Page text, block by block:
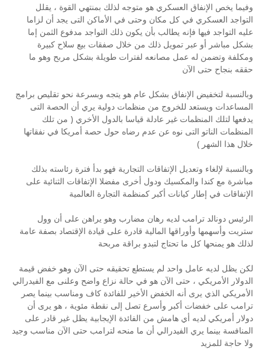
وفيما يخص الإنفاق العسكري هو متوجه لذلك بمنتهي القوة ، يقلل
التواجد العسكري في كل مكان وحتى في الأماكن التى يجد أن لزاما
عليه التواجد فيها فإنه يطالب بأن يكون ذلك التواجد مدفوع الثمن إما
بشكل مباشر أو عبر تمويل ذلك من خلال صفقات بيع سلاح كبيرة
ومكلفة وتضمن له عمل مصانعه لفترات طويلة بشكل مربح وهو ما
حققه بنجاح حتى الآن
وبالنسبة لتخفيض الإنفاق بشكل عام هو يتجه وبسرعة نحو تقليص برامج
المساعدات ويستعد للخروج من منظمات دولية يري أن الحصة التى
يدفعها لتلك المنظمات غير عادلة قياسا بالدول الأخري ( من تلك
المنظمات الناتو التى نوه عن عدم رضاه حول حصة أمريكا في نفقاتها
خلال هذا الشهر )
وبالنسبة لإلغاء وتعديل الإتفاقات التجارية فهو بدأ فترة رئاسته بذلك
مباشرة مع كندا والمكسيك ودول أخرى مفضلا الإتفاقات الثنائية على
الإتفاقات في إطار كيانات أكبر كمنظمة التجارة العالمية
الرئيس دونالد ترامب لديه رهان مضارب وهو يراهن على أن وول
ستريت وأسهمها وأوراقها المالية قادرة على قيادة الإقتصاد بصفة عامة
لذلك هو يمنحها كل ما تحتاج لتبدو براقة مربحة
لكن يظل لديه عامل واحد لم يستطع تحقيقه حتى الآن وهو خفض قيمة
الدولار الأمريكي ، حتى الآن هو في حالة نزاع واضح وعلنى مع الفيدرالي
الأمريكي الذي يرى أنه الخفض الأخير للفائدة كاف ومناسب بينما يصر
ترامب على خفضات أكبر وأسرع تصل إلى نقطة مئوية ، هو يرى أن
دولار أمريكي لديه أي هامش من الفائدة الإيجابية يظل غير قادر على
المنافسة بينما يري الفيدرالي أن ما منحه لترامب حتى الآن مناسب وجيد
ولا حاجة للمزيد